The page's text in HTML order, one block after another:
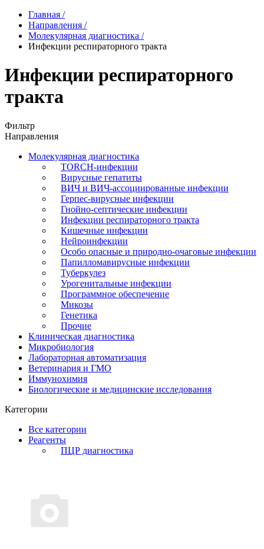
Главная /
Направления /
Молекулярная диагностика /
Инфекции респираторного тракта
Инфекции респираторного
тракта
Фильтр
Направления
Молекулярная диагностика
TORCH-инфекции
Вирусные гепатиты
ВИЧ и ВИЧ-ассоциированные инфекции
Герпес-вирусные инфекции
Гнойно-септические инфекции
Инфекции респираторного тракта
Кишечные инфекции
Нейроинфекции
Особо опасные и природно-очаговые инфекции
Папилломавирусные инфекции
Туберкулез
Урогенитальные инфекции
Программное обеспечение
Микозы
Генетика
Прочие
Клиническая диагностика
Микробиология
Лабораторная автоматизация
Ветеринария и ГМО
Иммунохимия
Биологические и медицинские исследования
Категории
Все категории
Реагенты
ПЦР диагностика